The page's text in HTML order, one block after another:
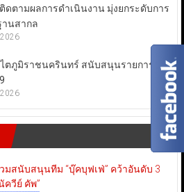
ตามผลการดำเนินงาน มุ่งยกระดับการ
านสากล
ตภูมิราชนครินทร์ สนับสนุนรายการเลิก
มสนับสนุนทีม “บุ๊คบุฟเฟ่” คว้าอันดับ 3
ควีย์ คัพ”